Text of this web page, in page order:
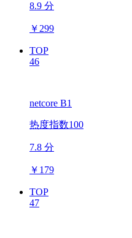
8.9 分
￥ 299
TOP
46
netcore B1
热度指数100
7.8 分
￥ 179
TOP
47